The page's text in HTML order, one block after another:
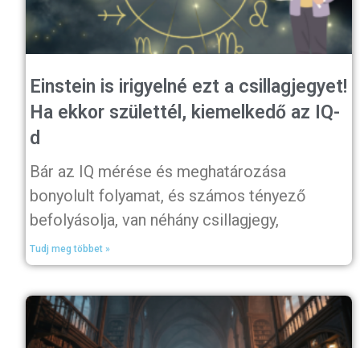
Einstein is irigyelné ezt a csillagjegyet!
Ha ekkor születtél, kiemelkedő az IQ-
d
Bár az IQ mérése és meghatározása
bonyolult folyamat, és számos tényező
befolyásolja, van néhány csillagjegy,
Tudj meg többet »